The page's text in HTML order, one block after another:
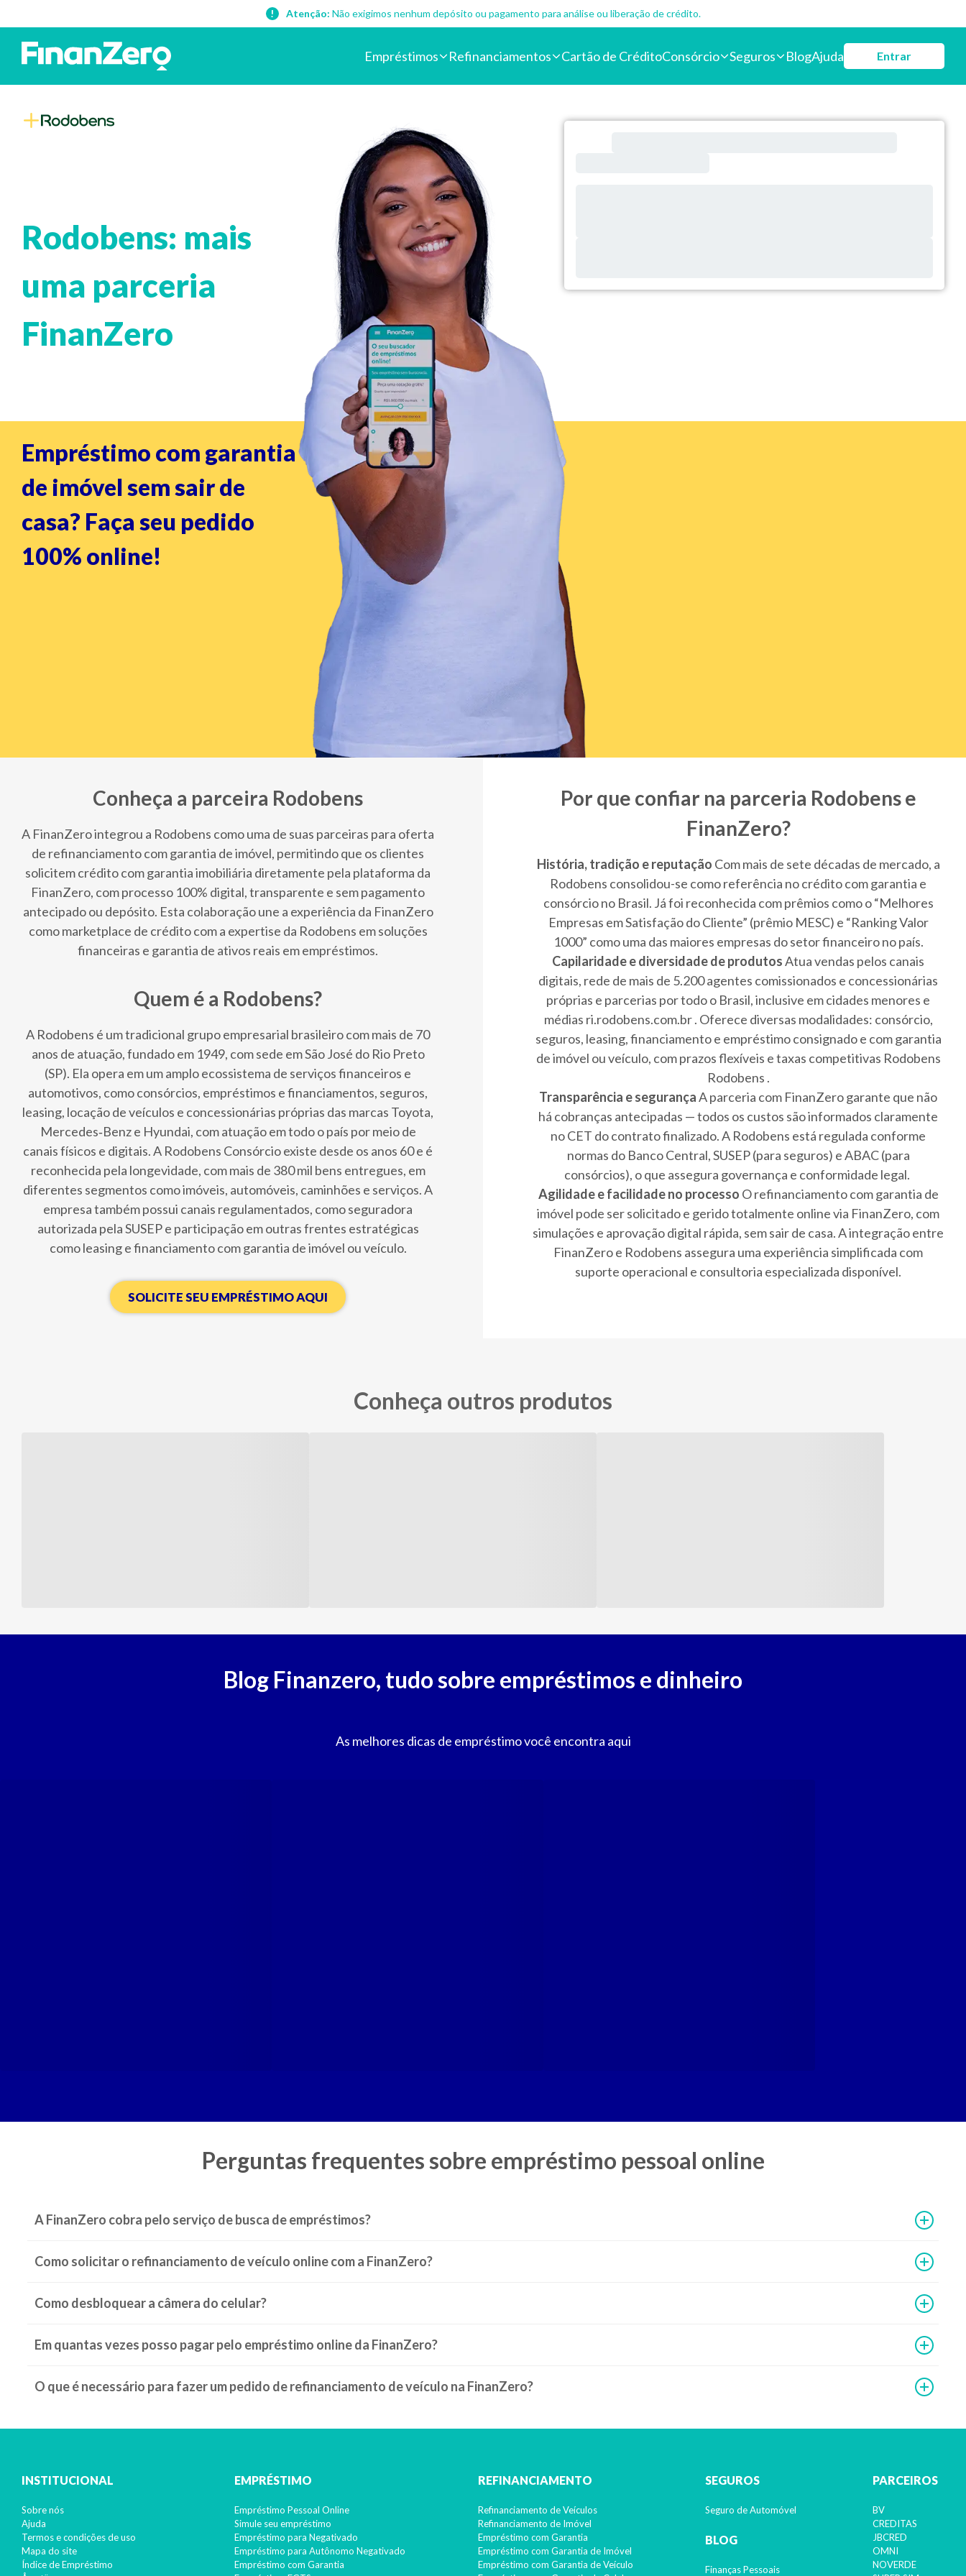
Atenção: Não exigimos nenhum depósito ou pagamento para análise ou liberação de crédito.
Empréstimos Refinanciamentos Cartão de CréditoConsórcio Seguros BlogAjuda Entrar
Rodobens: mais
uma parceria
FinanZero
Empréstimo com garantia
de imóvel sem sair de
casa? Faça seu pedido
100% online!
Conheça a parceira Rodobens
A FinanZero integrou a Rodobens como uma de suas parceiras para oferta
de refinanciamento com garantia de imóvel, permitindo que os clientes
solicitem crédito com garantia imobiliária diretamente pela plataforma da
FinanZero, com processo 100% digital, transparente e sem pagamento
antecipado ou depósito. Esta colaboração une a experiência da FinanZero
como marketplace de crédito com a expertise da Rodobens em soluções
financeiras e garantia de ativos reais em empréstimos.
Quem é a Rodobens?
A Rodobens é um tradicional grupo empresarial brasileiro com mais de 70
anos de atuação, fundado em 1949, com sede em São José do Rio Preto
(SP). Ela opera em um amplo ecossistema de serviços financeiros e
automotivos, como consórcios, empréstimos e financiamentos, seguros,
leasing, locação de veículos e concessionárias próprias das marcas Toyota,
Mercedes‑Benz e Hyundai, com atuação em todo o país por meio de
canais físicos e digitais. A Rodobens Consórcio existe desde os anos 60 e é
reconhecida pela longevidade, com mais de 380 mil bens entregues, em
diferentes segmentos como imóveis, automóveis, caminhões e serviços. A
empresa também possui canais regulamentados, como seguradora
autorizada pela SUSEP e participação em outras frentes estratégicas
como leasing e financiamento com garantia de imóvel ou veículo.
SOLICITE SEU EMPRÉSTIMO AQUI
Por que confiar na parceria Rodobens e
FinanZero?
História, tradição e reputação Com mais de sete décadas de mercado, a
Rodobens consolidou-se como referência no crédito com garantia e
consórcio no Brasil. Já foi reconhecida com prêmios como o “Melhores
Empresas em Satisfação do Cliente” (prêmio MESC) e “Ranking Valor
1000” como uma das maiores empresas do setor financeiro no país.
Capilaridade e diversidade de produtosAtua vendas pelos canais
digitais, rede de mais de 5.200 agentes comissionados e concessionárias
próprias e parcerias por todo o Brasil, inclusive em cidades menores e
médias ri.rodobens.com.br . Oferece diversas modalidades: consórcio,
seguros, leasing, financiamento e empréstimo consignado e com garantia
de imóvel ou veículo, com prazos flexíveis e taxas competitivas Rodobens
Rodobens .
Transparência e segurançaA parceria com FinanZero garante que não
há cobranças antecipadas — todos os custos são informados claramente
no CET do contrato finalizado. A Rodobens está regulada conforme
normas do Banco Central, SUSEP (para seguros) e ABAC (para
consórcios), o que assegura governança e conformidade legal.
Agilidade e facilidade no processo O refinanciamento com garantia de
imóvel pode ser solicitado e gerido totalmente online via FinanZero, com
simulações e aprovação digital rápida, sem sair de casa. A integração entre
FinanZero e Rodobens assegura uma experiência simplificada com
suporte operacional e consultoria especializada disponível.
Conheça outros produtos
Empréstimo com Garantia: use seu imóvel ou veículo!
Blog Finanzero, tudo sobre empréstimos e dinheiro
As melhores dicas de empréstimo você encontra aqui
Continuar lendo >
13º salário: Como fica o pagamento com as reduções?
Perguntas frequentes sobre empréstimo pessoal online
A FinanZero cobra pelo serviço de busca de empréstimos?
Como solicitar o refinanciamento de veículo online com a FinanZero?
Como desbloquear a câmera do celular?
Em quantas vezes posso pagar pelo empréstimo online da FinanZero?
O que é necessário para fazer um pedido de refinanciamento de veículo na FinanZero?
INSTITUCIONAL
Sobre nós
Ajuda
Termos e condições de uso
Mapa do site
Índice de Empréstimo
EMPRÉSTIMO
Empréstimo Pessoal Online
Simule seu empréstimo
Empréstimo para Negativado
Empréstimo para Autônomo Negativado
Empréstimo com Garantia
REFINANCIAMENTO
Refinanciamento de Veículos
Refinanciamento de Imóvel
Empréstimo com Garantia
Empréstimo com Garantia de Imóvel
Empréstimo com Garantia de Veículo
SEGUROS
Seguro de Automóvel
BLOG
Finanças Pessoais
PARCEIROS
BV
CREDITAS
JBCRED
OMNI
NOVERDE